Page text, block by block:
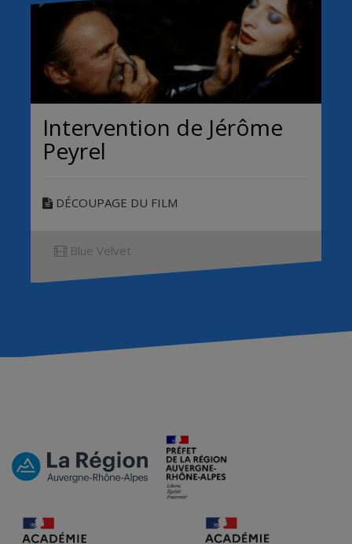
Intervention de Jérôme
Peyrel
DÉCOUPAGE DU FILM
Blue Velvet